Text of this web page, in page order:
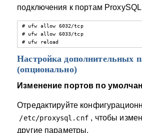
подключения к портам
# ufw allow 6032/tcp
# ufw allow 6033/tcp
# ufw reload
Настройка дополнительных
(опционально)
Изменение портов по
Отредактируйте
/etc/proxysql.cnf , чтобы
другие параметры.